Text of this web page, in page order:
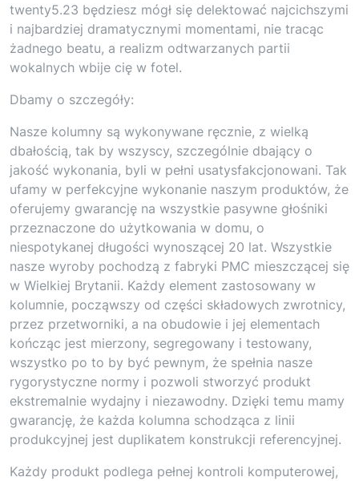
twenty5.23 będziesz mógł się delektować najcichszymi
i najbardziej dramatycznymi momentami, nie tracąc
żadnego beatu, a realizm odtwarzanych partii
wokalnych wbije cię w fotel.
Dbamy o szczegóły:
Nasze kolumny są wykonywane ręcznie, z wielką
dbałością, tak by wszyscy, szczególnie dbający o
jakość wykonania, byli w pełni usatysfakcjonowani. Tak
ufamy w perfekcyjne wykonanie naszym produktów, że
oferujemy gwarancję na wszystkie pasywne głośniki
przeznaczone do użytkowania w domu, o
niespotykanej długości wynoszącej 20 lat. Wszystkie
nasze wyroby pochodzą z fabryki PMC mieszczącej się
w Wielkiej Brytanii. Każdy element zastosowany w
kolumnie, począwszy od części składowych zwrotnicy,
przez przetworniki, a na obudowie i jej elementach
kończąc jest mierzony, segregowany i testowany,
wszystko po to by być pewnym, że spełnia nasze
rygorystyczne normy i pozwoli stworzyć produkt
ekstremalnie wydajny i niezawodny. Dzięki temu mamy
gwarancję, że każda kolumna schodząca z linii
produkcyjnej jest duplikatem konstrukcji referencyjnej.
Każdy produkt podlega pełnej kontroli komputerowej,